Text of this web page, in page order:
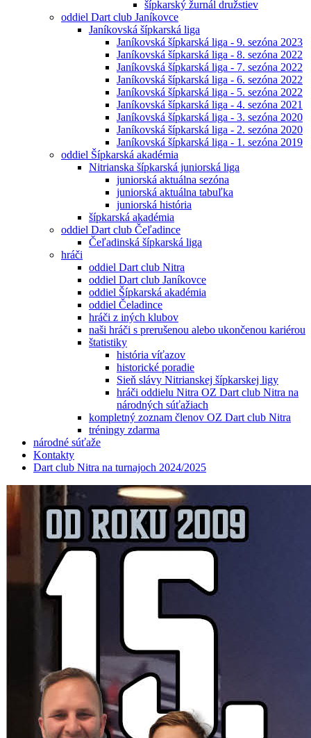
šípkarský žurnál družstiev
oddiel Dart club Janíkovce
Janíkovská šípkarská liga
Janíkovská šípkarská liga - 9. sezóna 2023
Janíkovská šípkarská liga - 8. sezóna 2022
Janíkovská šípkarská liga - 7. sezóna 2022
Janíkovská šípkarská liga - 6. sezóna 2022
Janíkovská šípkarská liga - 5. sezóna 2022
Janíkovská šípkarská liga - 4. sezóna 2021
Janíkovská šípkarská liga - 3. sezóna 2020
Janíkovská šípkarská liga - 2. sezóna 2020
Janíkovská šípkarská liga - 1. sezóna 2019
oddiel Šípkarská akadémia
Nitrianska šípkarská juniorská liga
juniorská aktuálna sezóna
juniorská aktuálna tabuľka
juniorská história
šípkarská akadémia
oddiel Dart club Čeľadince
Čeľadinská šípkarská liga
hráči
oddiel Dart club Nitra
oddiel Dart club Janíkovce
oddiel Šípkarská akadémia
oddiel Čeladince
hráči z iných klubov
naši hráči s prerušenou alebo ukončenou kariérou
štatistiky
história víťazov
historické poradie
Sieň slávy Nitrianskej šípkarskej ligy
hráči oddielu Nitra OZ Dart club Nitra na
národných súťažiach
kompletný zoznam členov OZ Dart club Nitra
tréningy zdarma
národné súťaže
Kontakty
Dart club Nitra na turnajoch 2024/2025